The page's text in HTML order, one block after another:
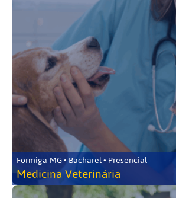
Formiga-MG • Bacharel • Presencial
Medicina Veterinária